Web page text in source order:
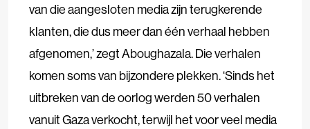
van die aangesloten media zijn terugkerende
klanten, die dus meer dan één verhaal hebben
afgenomen,’ zegt Aboughazala. Die verhalen
komen soms van bijzondere plekken. ‘Sinds het
uitbreken van de oorlog werden 50 verhalen
vanuit Gaza verkocht, terwijl het voor veel media